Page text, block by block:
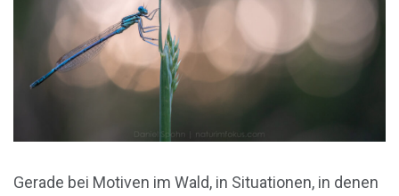
Gerade bei Motiven im Wald, in Situationen, in denen